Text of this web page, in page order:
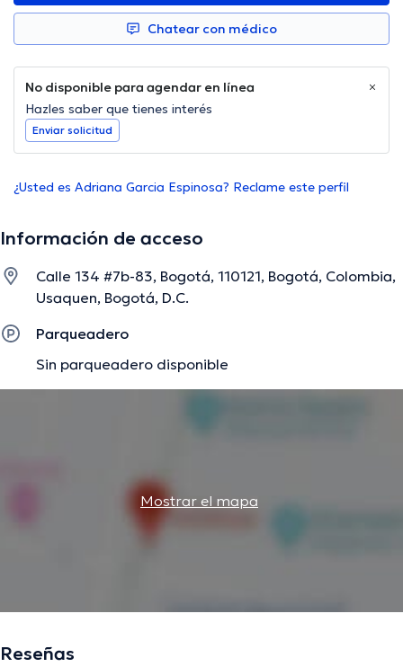
Chatear con médico
No disponible para agendar en línea
Hazles saber que tienes interés
Enviar solicitud
¿Usted es Adriana Garcia Espinosa? Reclame este perfil
Información de acceso
Calle 134 #7b-83, Bogotá, 110121, Bogotá, Colombia,
Usaquen, Bogotá, D.C.
Parqueadero
Sin parqueadero disponible
Mostrar el mapa
Reseñas